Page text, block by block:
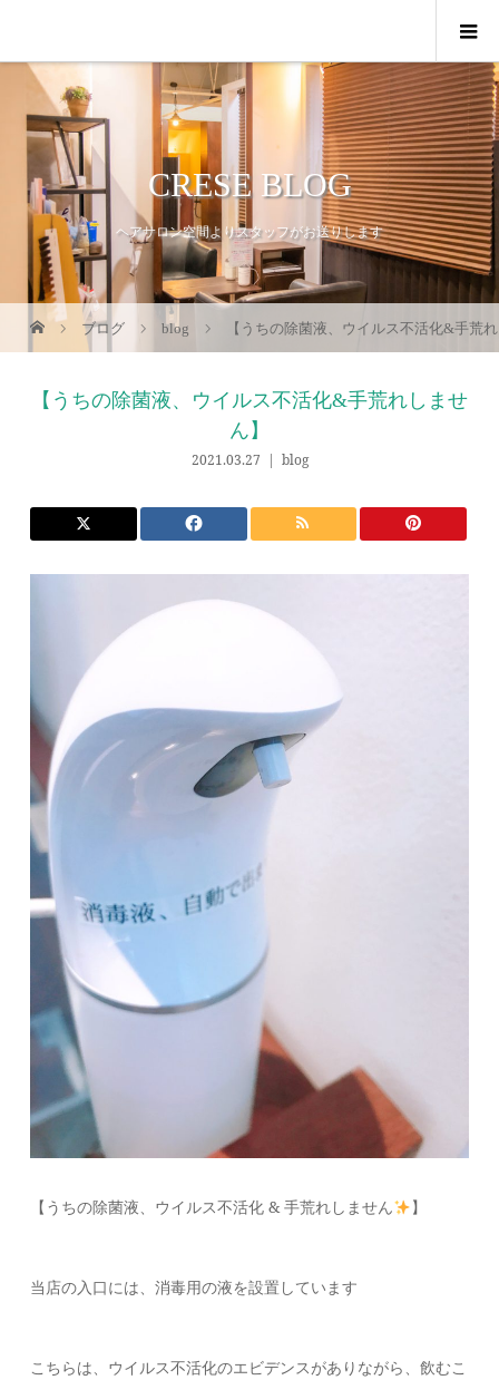
CRESE BLOG
ヘアサロン空間よりスタッフがお送りします
ブログ blog 【うちの除菌液、ウイルス不活化&手荒
【うちの除菌液、ウイルス不活化&手荒れしませ
ん】
2021.03.27 blog
【うちの除菌液、ウイルス不活化 & 手荒れしません 】
当店の入口には、消毒用の液を設置しています
こちらは、ウイルス不活化のエビデンスがありながら、飲むこ